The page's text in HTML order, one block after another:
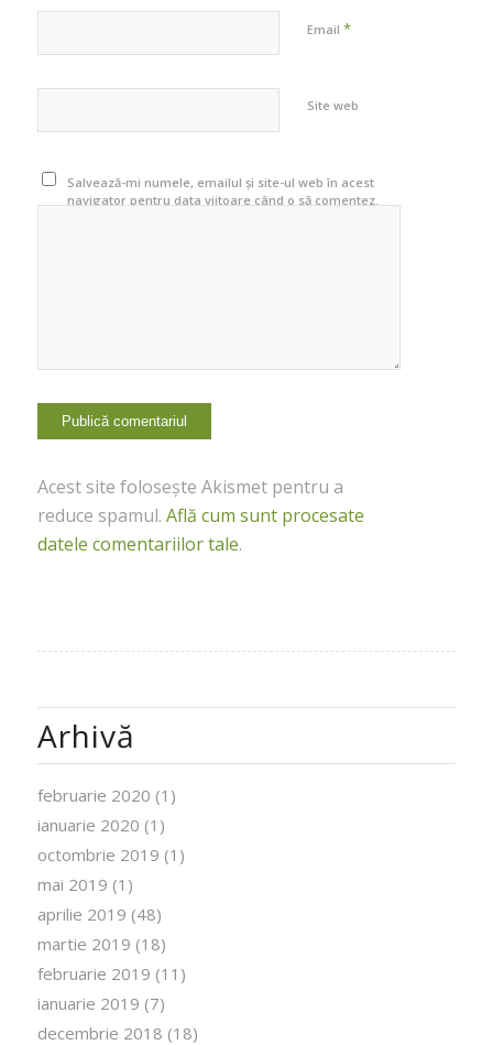
Email *
Site web
Salvează-mi numele, emailul și site-ul web în acest
navigator pentru data viitoare când o să comentez.
Acest site folosește Akismet pentru a
reduce spamul. Află cum sunt procesate
datele comentariilor tale.
Arhivă
februarie 2020 (1)
ianuarie 2020 (1)
octombrie 2019 (1)
mai 2019 (1)
aprilie 2019 (48)
martie 2019 (18)
februarie 2019 (11)
ianuarie 2019 (7)
decembrie 2018 (18)